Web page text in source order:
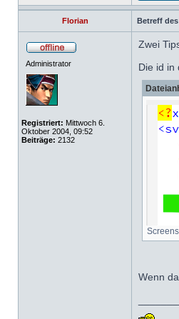
Florian Betreff
Administrator
Registriert: Mittwoch 6.
Oktober 2004, 09:52
Beiträge: 2132
Zwei
Die id in
Wenn